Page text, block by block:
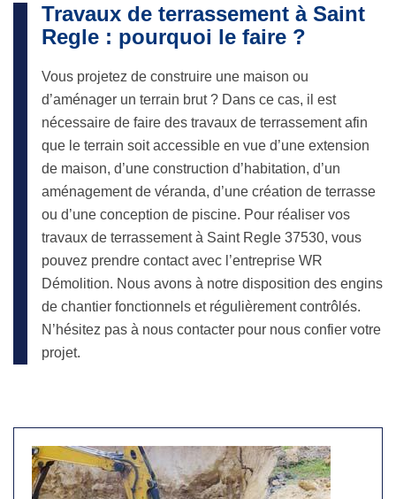
Travaux de terrassement à Saint
Regle : pourquoi le faire ?
Vous projetez de construire une maison ou
d’aménager un terrain brut ? Dans ce cas, il est
nécessaire de faire des travaux de terrassement afin
que le terrain soit accessible en vue d’une extension
de maison, d’une construction d’habitation, d’un
aménagement de véranda, d’une création de terrasse
ou d’une conception de piscine. Pour réaliser vos
travaux de terrassement à Saint Regle 37530, vous
pouvez prendre contact avec l’entreprise WR
Démolition. Nous avons à notre disposition des engins
de chantier fonctionnels et régulièrement contrôlés.
N’hésitez pas à nous contacter pour nous confier votre
projet.